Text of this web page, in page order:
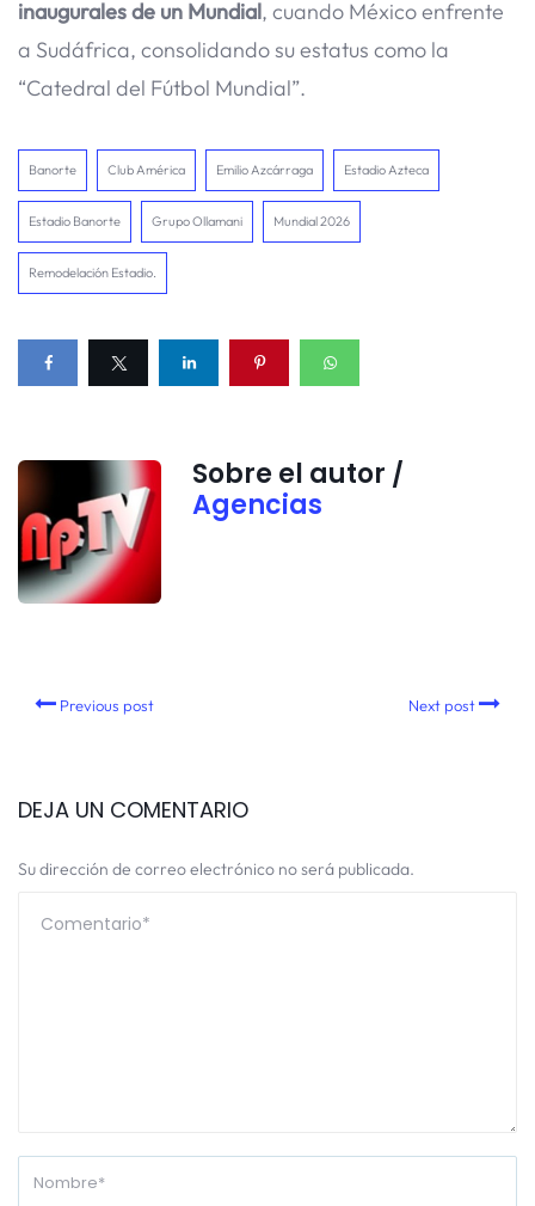
inaugurales de un Mundial, cuando México enfrente
a Sudáfrica, consolidando su estatus como la
“Catedral del Fútbol Mundial”.
Banorte Club América Emilio Azcárraga Estadio Azteca
Estadio Banorte Grupo Ollamani Mundial 2026
Remodelación Estadio.
Sobre el autor /
Agencias
Previous post Next post
DEJA UN COMENTARIO
Su dirección de correo electrónico no será publicada.